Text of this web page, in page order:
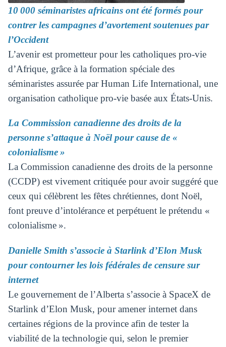
10 000 séminaristes africains ont été formés pour
contrer les campagnes d’avortement soutenues par
l’Occident
L’avenir est prometteur pour les catholiques pro-vie
d’Afrique, grâce à la formation spéciale des
séminaristes assurée par Human Life International, une
organisation catholique pro-vie basée aux États-Unis.
La Commission canadienne des droits de la
personne s’attaque à Noël pour cause de «
colonialisme »
La Commission canadienne des droits de la personne
(CCDP) est vivement critiquée pour avoir suggéré que
ceux qui célèbrent les fêtes chrétiennes, dont Noël,
font preuve d’intolérance et perpétuent le prétendu «
colonialisme ».
Danielle Smith s’associe à Starlink d’Elon Musk
pour contourner les lois fédérales de censure sur
internet
Le gouvernement de l’Alberta s’associe à SpaceX de
Starlink d’Elon Musk, pour amener internet dans
certaines régions de la province afin de tester la
viabilité de la technologie qui, selon le premier